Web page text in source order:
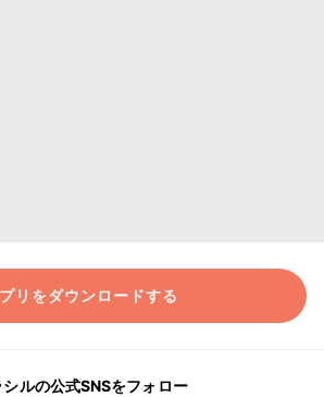
リをダウンロードする
シルの公式SNSをフォロー